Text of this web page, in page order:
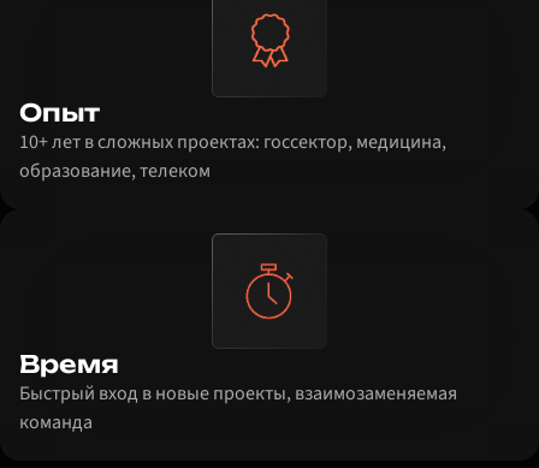
Опыт
10+ лет в сложных проектах: госсектор, медицина,
образование, телеком
Время
Быстрый вход в новые проекты, взаимозаменяемая
команда